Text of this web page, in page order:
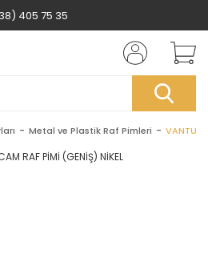
405 75 35
Metal ve Plastik Raf Pimleri